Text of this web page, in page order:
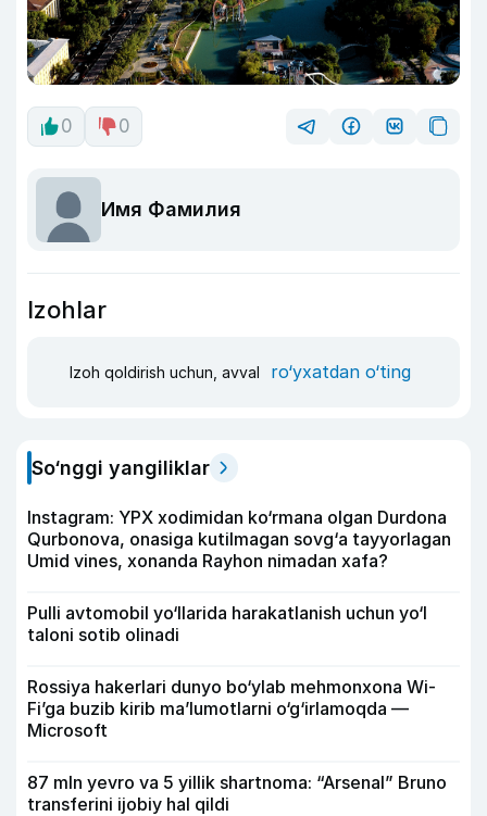
0 0
Имя Фамилия
Izohlar
Izoh qoldirish uchun, avval ro‘yxatdan o‘ting
So‘nggi yangiliklar
Instagram: YPX xodimidan ko‘rmana olgan Durdona
Qurbonova, onasiga kutilmagan sovg‘a tayyorlagan
Umid vines, xonanda Rayhon nimadan xafa?
Pulli avtomobil yo‘llarida harakatlanish uchun yo‘l
taloni sotib olinadi
Rossiya hakerlari dunyo bo‘ylab mehmonxona Wi-
Fi’ga buzib kirib ma’lumotlarni o‘g‘irlamoqda —
Microsoft
87 mln yevro va 5 yillik shartnoma: “Arsenal” Bruno
transferini ijobiy hal qildi